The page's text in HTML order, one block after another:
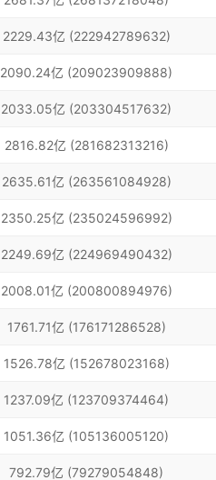
2229.43亿 (222942789632)
2090.24亿 (209023909888)
2033.05亿 (203304517632)
2816.82亿 (281682313216)
2635.61亿 (263561084928)
2350.25亿 (235024596992)
2249.69亿 (224969490432)
2008.01亿 (200800894976)
1761.71亿 (176171286528)
1526.78亿 (152678023168)
1237.09亿 (123709374464)
1051.36亿 (105136005120)
792.79亿 (79279054848)